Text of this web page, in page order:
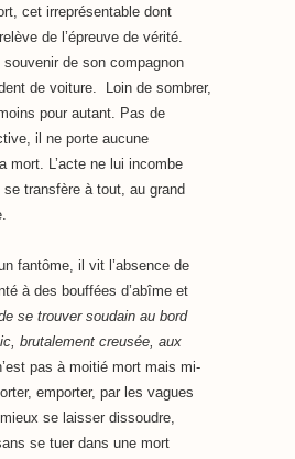
cet irreprésentable dont
de l’épreuve de vérité.
de son compagnon
de voiture. Loin de sombrer,
pour autant. Pas de
il ne porte aucune
mort. L’acte ne lui incombe
transfère à tout, au grand
fantôme, il vit l’absence de
à des bouffées d’abîme et
se trouver soudain au bord
brutalement creusée, aux
pas à moitié mort mais mi-
emporter, par les vagues
se laisser dissoudre,
se tuer dans une mort